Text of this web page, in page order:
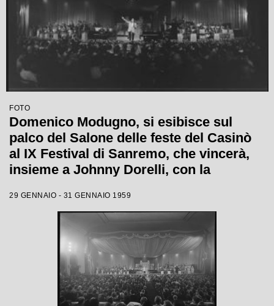
FOTO
Domenico Modugno, si esibisce sul
palco del Salone delle feste del Casinò
al IX Festival di Sanremo, che vincerà,
insieme a Johnny Dorelli, con la
29 GENNAIO - 31 GENNAIO 1959